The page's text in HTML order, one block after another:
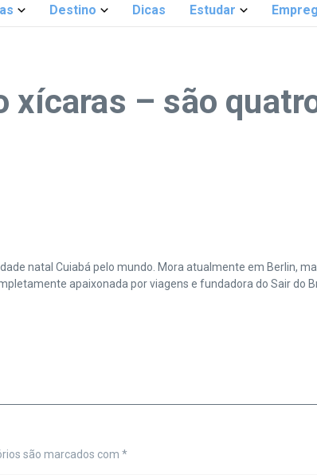
Destino Dicas Estudar
xícaras – são
natal Cuiabá pelo mundo. Mora atualmente em Berlin,
apaixonada por viagens e fundadora do Sair do
são marcados com *